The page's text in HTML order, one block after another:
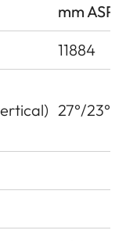
mm
11884
27°/23°/